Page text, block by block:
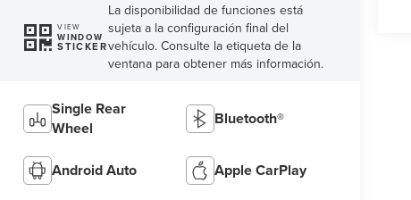
VIEW
WINDOW
STICKER
La disponibilidad de funciones está
sujeta a la configuración final del
vehículo. Consulte la etiqueta de la
ventana para obtener más información.
Single Rear
Wheel
Bluetooth®
Android Auto Apple CarPlay